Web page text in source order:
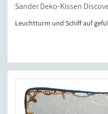
Sander Deko-Kissen
Leuchtturm und Schiff auf